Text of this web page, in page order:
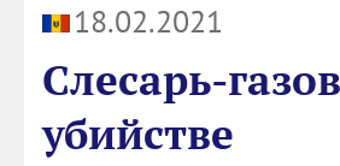
18.02.2021
Слесарь-
убийстве